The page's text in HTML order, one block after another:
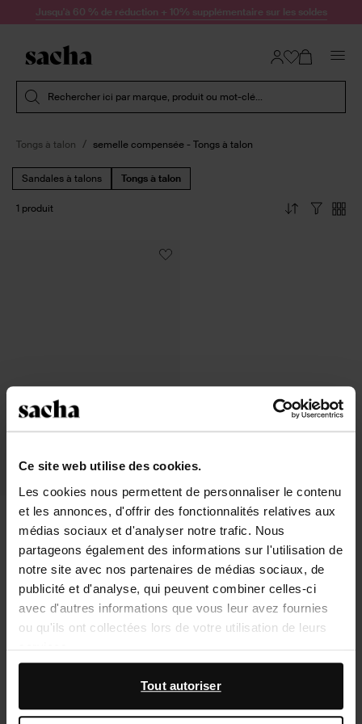
Ce site web utilise des cookies.
Les cookies nous permettent de personnaliser le contenu
et les annonces, d'offrir des fonctionnalités relatives aux
médias sociaux et d'analyser notre trafic. Nous
partageons également des informations sur l'utilisation de
notre site avec nos partenaires de médias sociaux, de
publicité et d'analyse, qui peuvent combiner celles-ci
avec d'autres informations que vous leur avez fournies
ou qu'ils ont collectées lors de votre utilisation de leurs
services.
En outre, nous travaillons avec Google à des fins de
publicité et de mesure. Vous pouvez en savoir plus sur la
Tout autoriser
Passer au contenu
Jusqu'à 60 % de réduction + 10% supplémentaire sur les soldes
Rechercher ici par marque, produit ou mot-clé...
Tongs à talon semelle compensée - Tongs à talon
Sandales à talons Tongs à talon
1 produit
Mules à talon compensé en daim -
marron
78.99
À propos de Sacha
Livraison